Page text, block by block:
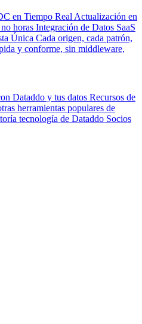
en Tiempo Real Actualización en
horas Integración de Datos SaaS
Única Cada origen, cada patrón,
y conforme, sin middleware,
Dataddo y tus datos Recursos de
herramientas populares de
tecnología de Dataddo Socios